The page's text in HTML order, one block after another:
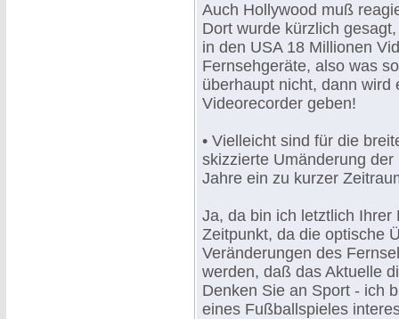
Auch Hollywood muß
Dort wurde kürzlich
in den USA 18 Millionen
Fernsehgeräte, also was
überhaupt nicht, dann wird
Videorecorder geben!
• Vielleicht sind für die
skizzierte Umänderung
Jahre ein zu kurzer
Ja, da bin ich letztlich
Zeitpunkt, da die optische
Veränderungen des
werden, daß das Aktuelle
Denken Sie an Sport - ich
eines Fußballspieles